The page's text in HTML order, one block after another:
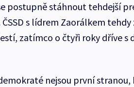
postupně stáhnout tehdejší
s lídrem Zaorálkem
zatímco o čtyři roky dříve
nejsou první